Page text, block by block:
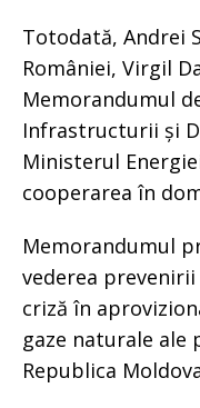
Totodată, Andrei
României, Virgil
Memorandumul
Infrastructurii și
Ministerul
cooperarea în
Memorandumul
vederea
criză în
gaze naturale ale
Republica